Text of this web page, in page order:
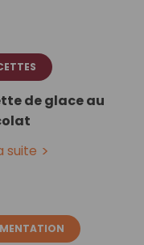
de glace au
suite